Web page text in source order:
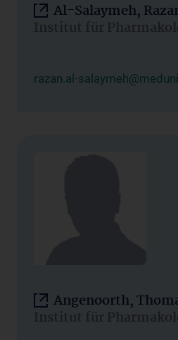
Al-Salaymeh,
Institut für
razan.al-
Angenoorth,
Institut für